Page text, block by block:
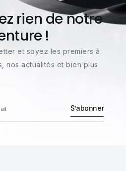
rien de notre
!
et soyez les premiers à
nos actualités et bien plus